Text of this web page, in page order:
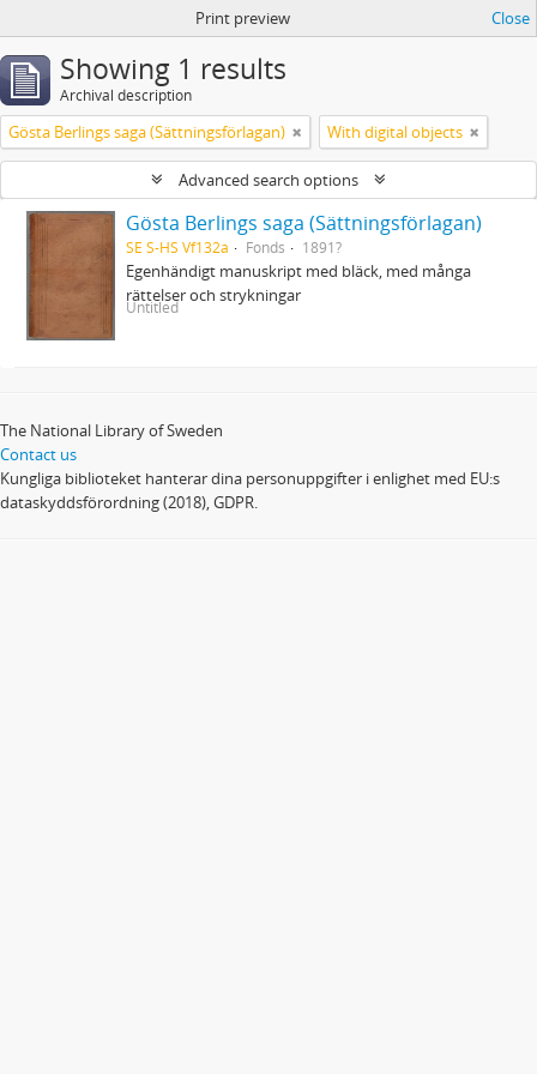
Print preview Close
Showing 1 results
Archival description
Gösta Berlings saga (Sättningsförlagan) With digital objects
Advanced search options
Gösta Berlings saga (Sättningsförlagan)
SE S-HS Vf132a Fonds 1891?
Egenhändigt manuskript med bläck, med många
rättelser och strykningar
Untitled
The National Library of Sweden
Contact us
Kungliga biblioteket hanterar dina personuppgifter i enlighet med EU:s
dataskyddsförordning (2018), GDPR.